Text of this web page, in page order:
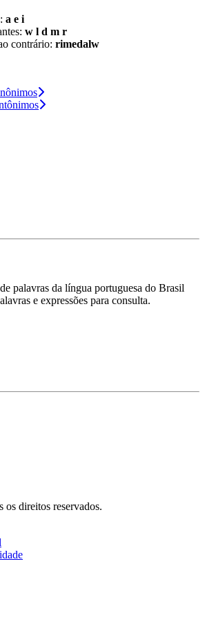
a e i
w l d m r
contrário: rimedalw
palavras da língua portuguesa do Brasil
e expressões para consulta.
direitos reservados.